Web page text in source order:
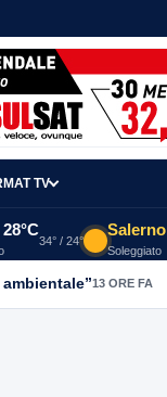
TV
28°C
34° / 24°
Salerno
Soleggiato
13 ORE FA